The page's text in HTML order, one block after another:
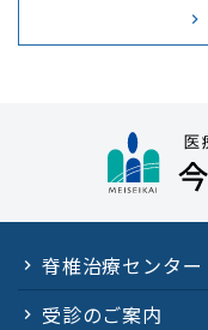
chevron_right
脊椎治療センター
受診のご案内